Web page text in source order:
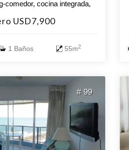
comedor, cocina integrada,
y lavavajillas. Garage.
se dispondrá de una piscina
juegos, gimnasio, sauna,
lavadero, recepción 24
hs, etc.
USD7,900
1 Baños 55m2
# 99